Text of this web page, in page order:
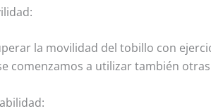
la movilidad del tobillo con
comenzamos a utilizar también